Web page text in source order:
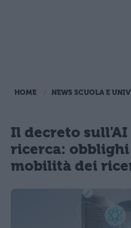
HOME NEWS SCUOLA E
Il decreto
ricerca:
mobilità dei